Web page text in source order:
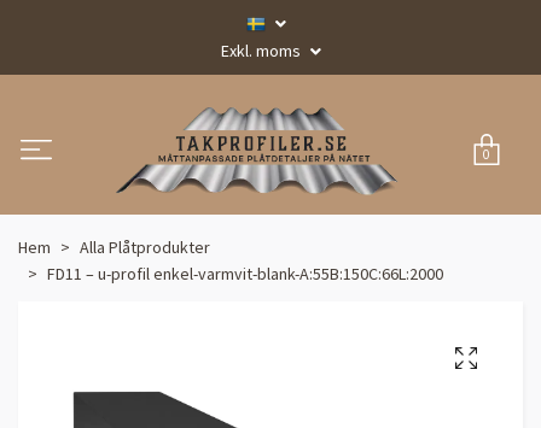
Exkl. moms
0
Hem
Alla Plåtprodukter
FD11 – u-profil enkel-varmvit-blank-A:55B:150C:66L:2000